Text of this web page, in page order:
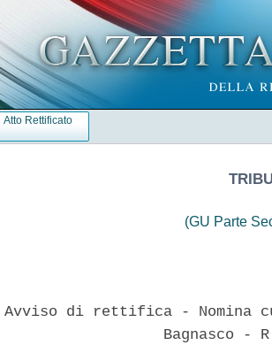
Atto Rettificato
(GU Parte
Avviso di rettifica - Nomina
Bagnasco -